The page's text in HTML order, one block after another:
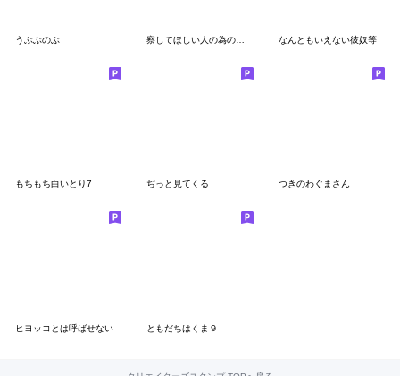
うぶぶのぶ なんともいえない彼奴等
もちもち白いとり7 ぢっと見てくる つきのわぐまさん
ヒヨッコとは呼ばせない ともだちはくま９